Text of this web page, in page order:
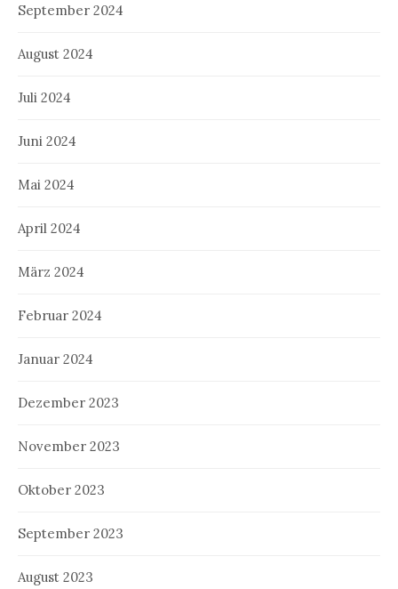
September 2024
August 2024
Juli 2024
Juni 2024
Mai 2024
April 2024
März 2024
Februar 2024
Januar 2024
Dezember 2023
November 2023
Oktober 2023
September 2023
August 2023